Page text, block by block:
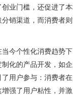
业门槛，还促进了
销渠道，而消费者
今个性化消费趋势
化的产品开发，如
用户参与：消费者
强了用户粘性，并